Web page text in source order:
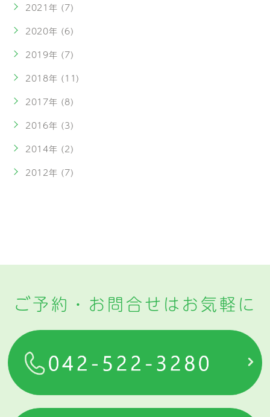
2021年 (7)
2020年 (6)
2019年 (7)
2018年 (11)
2017年 (8)
2016年 (3)
2014年 (2)
2012年 (7)
ご予約・お問合せはお気軽に